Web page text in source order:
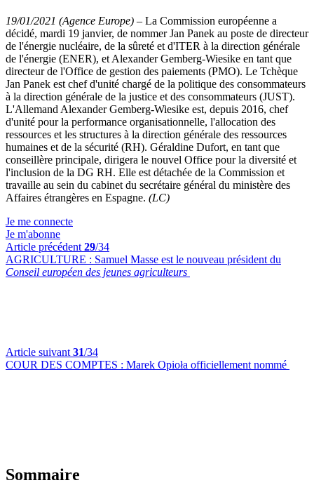
19/01/2021 (Agence Europe) – La Commission européenne a
décidé, mardi 19 janvier, de nommer Jan Panek au poste de directeur
de l'énergie nucléaire, de la sûreté et d'ITER à la direction générale
de l'énergie (ENER), et Alexander Gemberg-Wiesike en tant que
directeur de l'Office de gestion des paiements (PMO). Le Tchèque
Jan Panek est chef d'unité chargé de la politique des consommateurs
à la direction générale de la justice et des consommateurs (JUST).
L'Allemand Alexander Gemberg-Wiesike est, depuis 2016, chef
d'unité pour la performance organisationnelle, l'allocation des
ressources et les structures à la direction générale des ressources
humaines et de la sécurité (RH). Géraldine Dufort, en tant que
conseillère principale, dirigera le nouvel Office pour la diversité et
l'inclusion de la DG RH. Elle est détachée de la Commission et
travaille au sein du cabinet du secrétaire général du ministère des
Affaires étrangères en Espagne. (LC)
Je me connecte
Je m'abonne
Article précédent 29/34
AGRICULTURE : Samuel Masse est le nouveau président du
Conseil européen des jeunes agriculteurs
Article suivant 31/34
COUR DES COMPTES : Marek Opioła officiellement nommé
Sommaire